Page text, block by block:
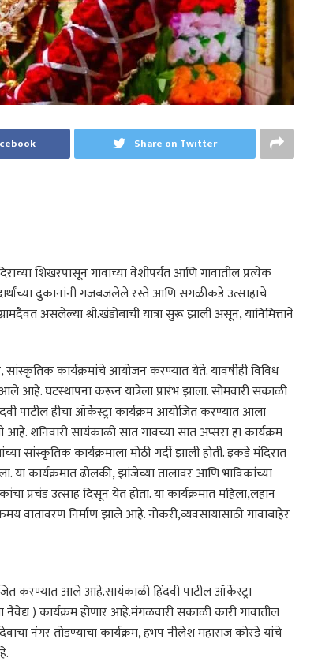
Share on Twitter
शिखरपासून गावाच्या वेशीपर्यंत आणि गावातील प्रत्येक
दुकानांनी गजबजलेले रस्ते आणि सगळीकडे उत्साहाचे
असलेल्या श्री.खंडोबाची यात्रा सुरू झाली असून, यानिमित्ताने
सांस्कृतिक कार्यक्रमांचे आयोजन करण्यात येते. यावर्षीही विविध
आहे. घटस्थापना करून यात्रेला प्रारंभ झाला. सोमवारी सकाळी
पाटील हीचा ऑर्केस्ट्रा कार्यक्रम आयोजित करण्यात आला
शनिवारी सायंकाळी सात गावच्या सात अप्सरा हा कार्यक्रम
सांस्कृतिक कार्यक्रमाला मोठी गर्दी झाली होती. इकडे मंदिरात
या कार्यक्रमात ढोलकी, झांजेच्या तालावर आणि भाविकांच्या
प्रचंड उत्साह दिसून येत होता. या कार्यक्रमात महिला,लहान
वातावरण निर्माण झाले आहे. नोकरी,व्यवसायासाठी गावाबाहेर
करण्यात आले आहे.सायंकाळी हिंदवी पाटील ऑर्केस्ट्रा
नैवेद्य ) कार्यक्रम होणार आहे.मंगळवारी सकाळी कारी गावातील
नंगर तोडण्याचा कार्यक्रम, हभप नीलेश महाराज कोरडे यांचे